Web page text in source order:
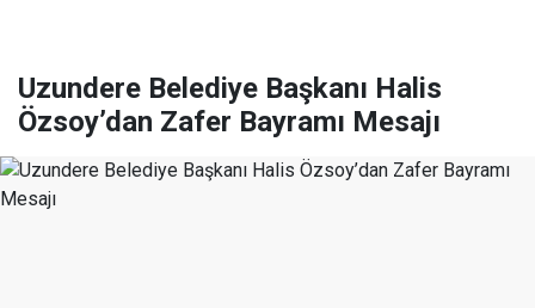
Uzundere Belediye Başkanı Halis
Özsoy’dan Zafer Bayramı Mesajı